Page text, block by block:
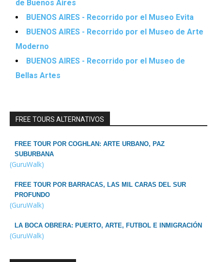
de Buenos Aires
BUENOS AIRES - Recorrido por el Museo Evita
BUENOS AIRES - Recorrido por el Museo de Arte
Moderno
BUENOS AIRES - Recorrido por el Museo de
Bellas Artes
FREE TOURS ALTERNATIVOS
FREE TOUR POR COGHLAN: ARTE URBANO, PAZ
SUBURBANA
(GuruWalk)
FREE TOUR POR BARRACAS, LAS MIL CARAS DEL SUR
PROFUNDO
(GuruWalk)
LA BOCA OBRERA: PUERTO, ARTE, FUTBOL E INMIGRACIÓN
(GuruWalk)